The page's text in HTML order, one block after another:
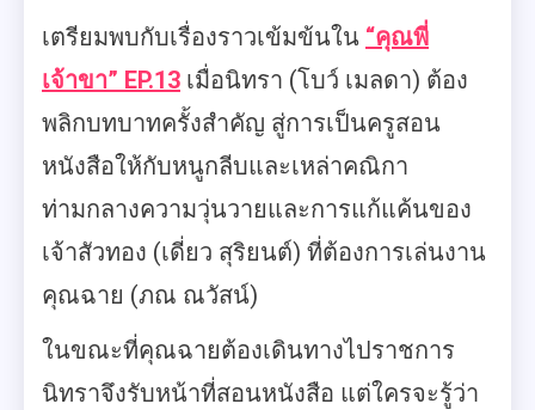
เตรียมพบกับเรื่องราวเข้มข้นใน “คุณพี่
เจ้าขา” EP.13 เมื่อนิทรา (โบว์ เมลดา) ต้อง
พลิกบทบาทครั้งสำคัญ สู่การเป็นครูสอน
หนังสือให้กับหนูกลีบและเหล่าคณิกา
ท่ามกลางความวุ่นวายและการแก้แค้นของ
เจ้าสัวทอง (เดี่ยว สุริยนต์) ที่ต้องการเล่นงาน
คุณฉาย (ภณ ณวัสน์)
ในขณะที่คุณฉายต้องเดินทางไปราชการ
นิทราจึงรับหน้าที่สอนหนังสือ แต่ใครจะรู้ว่า